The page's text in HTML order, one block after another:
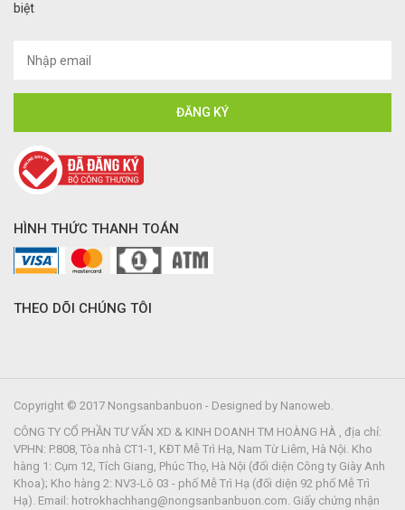
biệt
HÌNH THỨC THANH TOÁN
THEO DÕI CHÚNG TÔI
Copyright © 2017 Nongsanbanbuon - Designed by Nanoweb.
CÔNG TY CỔ PHẦN TƯ VẤN XD & KINH DOANH TM HOÀNG HÀ , địa chỉ:
VPHN: P.808, Tòa nhà CT1-1, KĐT Mễ Trì Hạ, Nam Từ Liêm, Hà Nội. Kho
hàng 1: Cụm 12, Tích Giang, Phúc Thọ, Hà Nội (đối diện Công ty Giày Anh
Khoa); Kho hàng 2: NV3-Lô 03 - phố Mễ Trì Hạ (đối diện 92 phố Mễ Trì
Hạ). Email: hotrokhachhang@nongsanbanbuon.com. Giấy chứng nhận